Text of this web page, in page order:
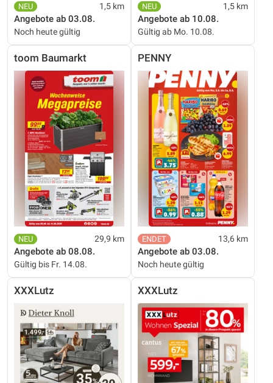
1,5 km
Angebote ab 03.08.
Noch heute gültig
1,5 km
Angebote ab 10.08.
Gültig ab Mo. 10.08.
toom Baumarkt
29,9 km
Angebote ab 08.08.
Gültig bis Fr. 14.08.
PENNY
13,6 km
Angebote ab 03.08.
Noch heute gültig
XXXLutz XXXLutz